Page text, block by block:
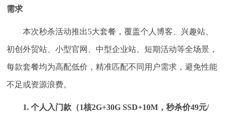
需求
本次秒杀活动推出5大套餐，覆盖个人博客、兴趣站、
初创外贸站、小型官网、中型企业站、短期活动等全场景，
每款套餐均为高配低价，精准匹配不同用户需求，避免性能
不足或资源浪费。
1. 个人入门款（1核2G+30G SSD+10M，秒杀价49元/